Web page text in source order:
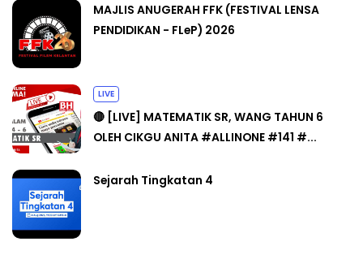
MAJLIS ANUGERAH FFK (FESTIVAL LENSA
PENDIDIKAN - FLeP) 2026
LIVE
🔴 [LIVE] MATEMATIK SR, WANG TAHUN 6
OLEH CIKGU ANITA #ALLINONE #141 #...
Sejarah Tingkatan 4